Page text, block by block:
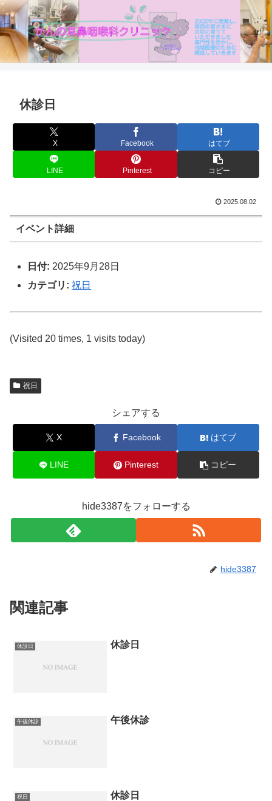
休診日
X Facebook はてブ
LINE Pinterest コピー
2025.08.02
イベント詳細
日付: 2025年9月28日
カテゴリ: 祝日
(Visited 20 times, 1 visits today)
祝日
シェアする
X Facebook はてブ
LINE Pinterest コピー
hide3387をフォローする
hide3387
関連記事
休診日 休診日
午後休診 午後休診
祝日 休診日